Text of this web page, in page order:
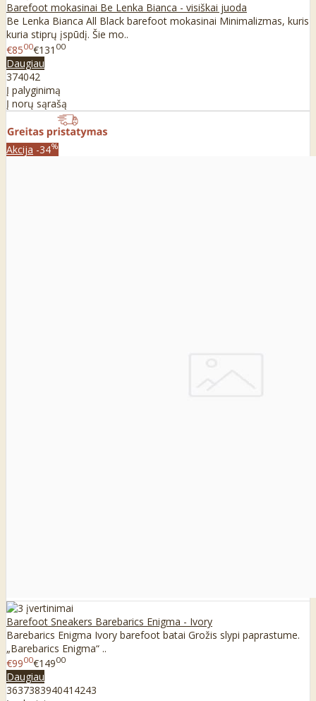
Barefoot mokasinai Be Lenka Bianca - visiškai juoda
Be Lenka Bianca All Black barefoot mokasinai Minimalizmas, kuris
kuria stiprų įspūdį. Šie mo..
€8500€131 00
Daugiau
374042
Į palyginimą
Į norų sąrašą
Akcija -34%
Barefoot Sneakers Barebarics Enigma - Ivory
Barebarics Enigma Ivory barefoot batai Grožis slypi paprastume.
„Barebarics Enigma“ ..
€9900€14900
Daugiau
363738394041 4243